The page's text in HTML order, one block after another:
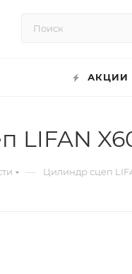
АКЦИИ
LIFAN
— Цилиндр сцеп